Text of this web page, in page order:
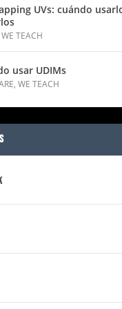
UVs: cuándo
WE TEACH
usar UDIMs
,WE TEACH